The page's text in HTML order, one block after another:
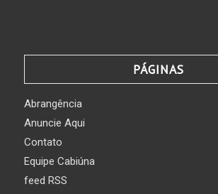
PÁGINAS
Abrangência
Anuncie Aqui
Contato
Equipe Cabiúna
feed RSS